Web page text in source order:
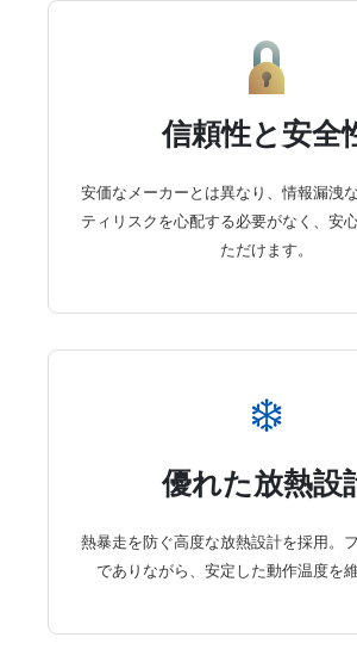
信頼性と安全
安価なメーカーとは異なり、情報漏洩
ティリスクを心配する必要がなく、安
ただけます。
❄️
優れた放熱設
熱暴走を防ぐ高度な放熱設計を採用。
でありながら、安定した動作温度を維